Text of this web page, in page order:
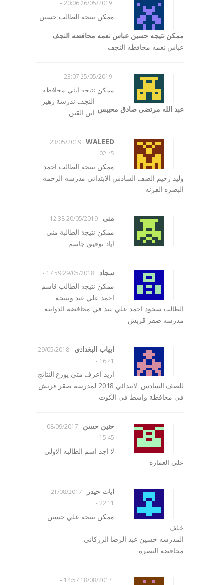
ممكن نتيجه حسين عباس نعمه محافضه النجف
26/05/2019 20:06
-
ممكن نتيجه الطالب حسين
عباس نعمه محافظه النجف
عبد الله مرتضى صادق محيبس
25/05/2019 23:07
-
ممكن نتيجه ابني محافظه
النجف ندرسة زهير
ابن القين
WALEED
23/05/2019
02:45
-
ممكن نتيجه الطالب احمد
وليد رحيم الصف السادس الابتدائي مدرسه الرحمه
البصره القرنه
منى 20/05/2019 12:38
-
ممكن نتيجة الطالبة منى
اياد توفيق جاسم
سجاد 29/05/2018 17:59
-
ممكن نتيجه الطالب قاسم
احمد علي عبد ونتيجه
الطالب سجود احمد علي عبد في محافضه الدوانيه
مدرسه صقر قريش
ايهاب البغدادي
29/05/2018
16:41
-
اريد اعرف متى يوزع النتائج
للصف السادس الابتدائي 2018 لمدرسة صقر قريش
في محافظة واسط في الكوت
حنين حسن
08/09/2017
15:45
-
لا اجد اسم الطالبه الاولى
على العماره
ايات حيدر
21/08/2017
22:31
-
ممكن نتيجه علي حسين
خلف
المدرسه حسين عبد الرضا الزركاني
محافضه البصره
18/08/2017 14:57
-